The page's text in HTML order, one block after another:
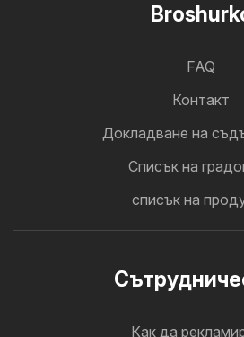
FAQ
Контакт
Докладване на
Cписък на
списък на
Как да